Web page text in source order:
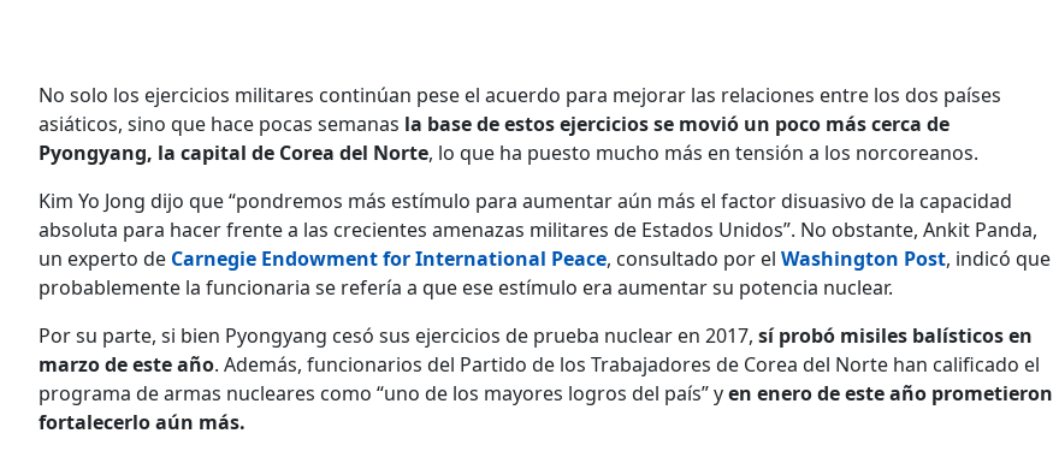
No solo los ejercicios militares continúan pese el acuerdo para mejorar las relaciones entre los dos países
asiáticos, sino que hace pocas semanas la base de estos ejercicios se movió un poco más cerca de
Pyongyang, la capital de Corea del Norte, lo que ha puesto mucho más en tensión a los norcoreanos.
Kim Yo Jong dijo que “pondremos más estímulo para aumentar aún más el factor disuasivo de la capacidad
absoluta para hacer frente a las crecientes amenazas militares de Estados Unidos”. No obstante, Ankit Panda,
un experto de Carnegie Endowment for International Peace, consultado por el Washington Post, indicó que
probablemente la funcionaria se refería a que ese estímulo era aumentar su potencia nuclear.
Por su parte, si bien Pyongyang cesó sus ejercicios de prueba nuclear en 2017, sí probó misiles balísticos en
marzo de este año. Además, funcionarios del Partido de los Trabajadores de Corea del Norte han calificado el
programa de armas nucleares como “uno de los mayores logros del país” yen enero de este año prometieron
fortalecerlo aún más.